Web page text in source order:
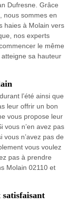
Dufresne. Grâce
nous sommes en
haies à Molain vers
nos experts
le même
sa hauteur
l’été ainsi que
leur offrir un bon
vous propose leur
vous n’en avez pas
n’avez pas de
vous voulez
pas à prendre
Molain 02110 et